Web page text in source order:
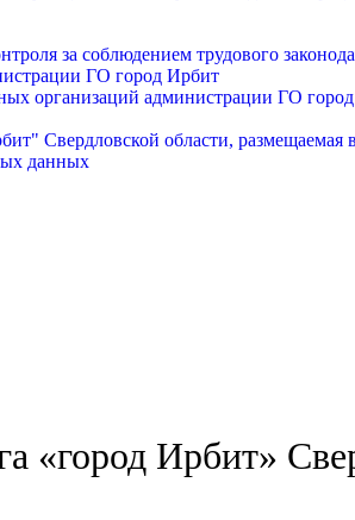
за соблюдением трудового
ГО город Ирбит
организаций администрации ГО
Свердловской области, размещаемая
данных
«город Ирбит»